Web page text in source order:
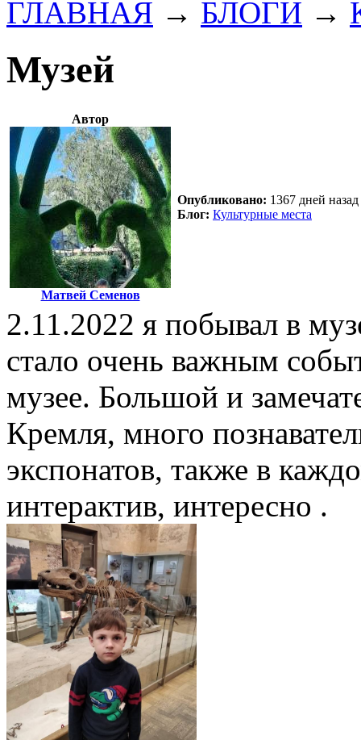
ГЛАВНАЯ → БЛОГИ →
Музей
Автор
Матвей Семенов
Опубликовано: 1367 дней
Блог: Культурные места
2.11.2022 я побывал в
стало очень важным
музее. Большой и
Кремля, много
экспонатов, также в
интерактив, интересно .